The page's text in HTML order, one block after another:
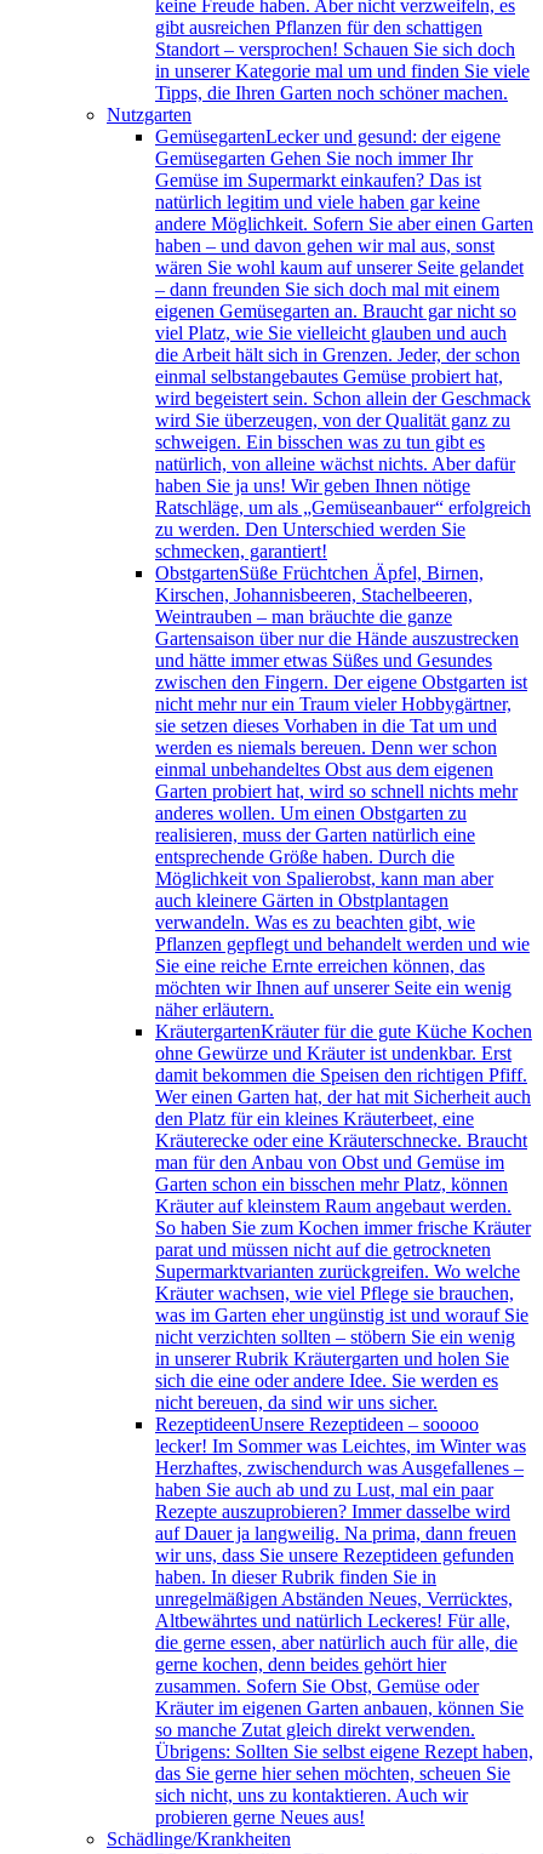
keine Freude haben. Aber nicht verzweifeln, es
gibt ausreichen Pflanzen für den schattigen
Standort – versprochen! Schauen Sie sich doch
in unserer Kategorie mal um und finden Sie viele
Tipps, die Ihren Garten noch schöner machen.
Nutzgarten
GemüsegartenLecker und gesund: der eigene
Gemüsegarten Gehen Sie noch immer Ihr
Gemüse im Supermarkt einkaufen? Das ist
natürlich legitim und viele haben gar keine
andere Möglichkeit. Sofern Sie aber einen Garten
haben – und davon gehen wir mal aus, sonst
wären Sie wohl kaum auf unserer Seite gelandet
– dann freunden Sie sich doch mal mit einem
eigenen Gemüsegarten an. Braucht gar nicht so
viel Platz, wie Sie vielleicht glauben und auch
die Arbeit hält sich in Grenzen. Jeder, der schon
einmal selbstangebautes Gemüse probiert hat,
wird begeistert sein. Schon allein der Geschmack
wird Sie überzeugen, von der Qualität ganz zu
schweigen. Ein bisschen was zu tun gibt es
natürlich, von alleine wächst nichts. Aber dafür
haben Sie ja uns! Wir geben Ihnen nötige
Ratschläge, um als „Gemüseanbauer“ erfolgreich
zu werden. Den Unterschied werden Sie
schmecken, garantiert!
ObstgartenSüße Früchtchen Äpfel, Birnen,
Kirschen, Johannisbeeren, Stachelbeeren,
Weintrauben – man bräuchte die ganze
Gartensaison über nur die Hände auszustrecken
und hätte immer etwas Süßes und Gesundes
zwischen den Fingern. Der eigene Obstgarten ist
nicht mehr nur ein Traum vieler Hobbygärtner,
sie setzen dieses Vorhaben in die Tat um und
werden es niemals bereuen. Denn wer schon
einmal unbehandeltes Obst aus dem eigenen
Garten probiert hat, wird so schnell nichts mehr
anderes wollen. Um einen Obstgarten zu
realisieren, muss der Garten natürlich eine
entsprechende Größe haben. Durch die
Möglichkeit von Spalierobst, kann man aber
auch kleinere Gärten in Obstplantagen
verwandeln. Was es zu beachten gibt, wie
Pflanzen gepflegt und behandelt werden und wie
Sie eine reiche Ernte erreichen können, das
möchten wir Ihnen auf unserer Seite ein wenig
näher erläutern.
KräutergartenKräuter für die gute Küche Kochen
ohne Gewürze und Kräuter ist undenkbar. Erst
damit bekommen die Speisen den richtigen Pfiff.
Wer einen Garten hat, der hat mit Sicherheit auch
den Platz für ein kleines Kräuterbeet, eine
Kräuterecke oder eine Kräuterschnecke. Braucht
man für den Anbau von Obst und Gemüse im
Garten schon ein bisschen mehr Platz, können
Kräuter auf kleinstem Raum angebaut werden.
So haben Sie zum Kochen immer frische Kräuter
parat und müssen nicht auf die getrockneten
Supermarktvarianten zurückgreifen. Wo welche
Kräuter wachsen, wie viel Pflege sie brauchen,
was im Garten eher ungünstig ist und worauf Sie
nicht verzichten sollten – stöbern Sie ein wenig
in unserer Rubrik Kräutergarten und holen Sie
sich die eine oder andere Idee. Sie werden es
nicht bereuen, da sind wir uns sicher.
RezeptideenUnsere Rezeptideen – sooooo
lecker! Im Sommer was Leichtes, im Winter was
Herzhaftes, zwischendurch was Ausgefallenes –
haben Sie auch ab und zu Lust, mal ein paar
Rezepte auszuprobieren? Immer dasselbe wird
auf Dauer ja langweilig. Na prima, dann freuen
wir uns, dass Sie unsere Rezeptideen gefunden
haben. In dieser Rubrik finden Sie in
unregelmäßigen Abständen Neues, Verrücktes,
Altbewährtes und natürlich Leckeres! Für alle,
die gerne essen, aber natürlich auch für alle, die
gerne kochen, denn beides gehört hier
zusammen. Sofern Sie Obst, Gemüse oder
Kräuter im eigenen Garten anbauen, können Sie
so manche Zutat gleich direkt verwenden.
Übrigens: Sollten Sie selbst eigene Rezept haben,
das Sie gerne hier sehen möchten, scheuen Sie
sich nicht, uns zu kontaktieren. Auch wir
probieren gerne Neues aus!
Schädlinge/Krankheiten